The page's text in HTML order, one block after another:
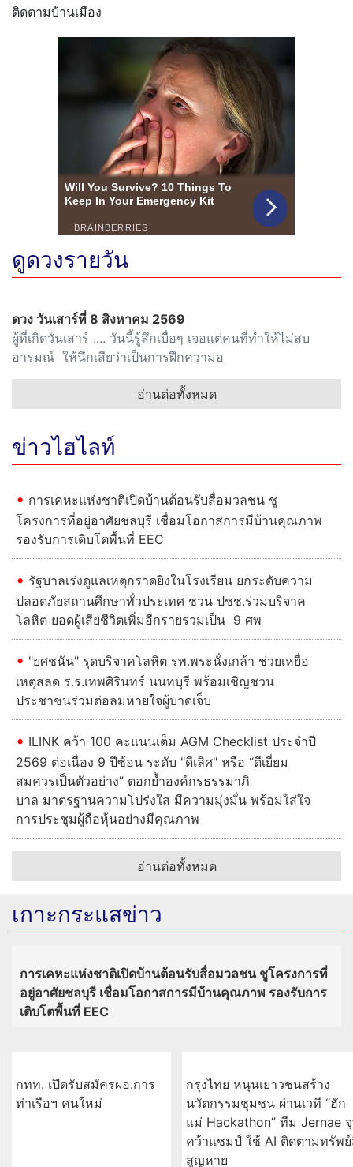
ติดตามบ้านเมือง
ดูดวงรายวัน
ดวง วันเสาร์ที่ 8 สิงหาคม 2569
อารมณ์ ให้นึกเสียว่าเป็นการฝึกความอ
ข่าวไฮไลท์
Previous
การเคหะแห่งชาติเปิดบ้านต้อนรับสื่อมวลชน ชู
โครงการที่อยู่อาศัยชลบุรี เชื่อมโอกาสการมีบ้านคุณภาพ
รองรับการเติบโตพื้นที่ EEC
รัฐบาลเร่งดูแลเหตุกราดยิงในโรงเรียน ยกระดับความ
ปลอดภัยสถานศึกษาทั่วประเทศ ชวน ปชช.ร่วมบริจาค
โลหิต ยอดผู้เสียชีวิตเพิ่มอีกรายรวมเป็น 9 ศพ
"ยศชนัน" รุดบริจาคโลหิต รพ.พระนั่งเกล้า ช่วยเหยื่อ
ILINK คว้า 100 คะแนนเต็ม AGM Checklist ประจำปี
2569 ต่อเนื่อง 9 ปีซ้อน ระดับ "ดีเลิศ" หรือ “ดีเยี่ยม
การประชุมผู้ถือหุ้นอย่างมีคุณภาพ
อ่านต่อทั้งหมด